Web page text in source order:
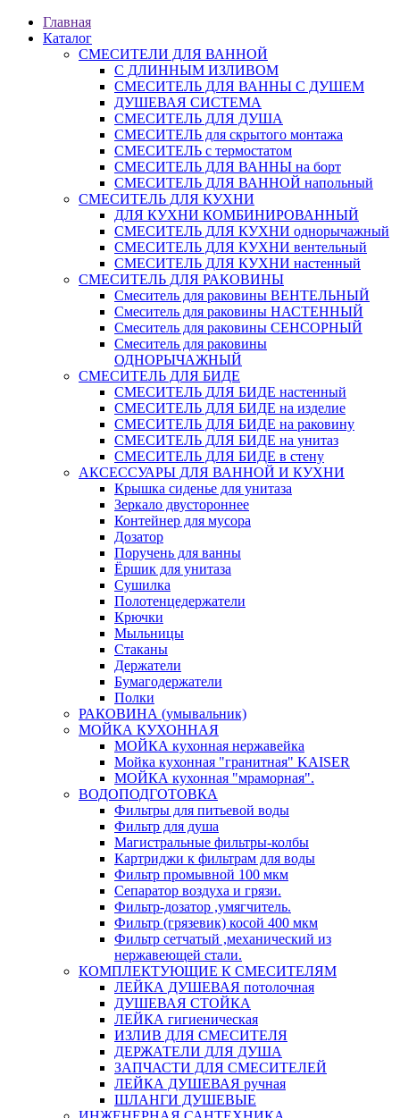
Главная
Каталог
СМЕСИТЕЛИ ДЛЯ ВАННОЙ
С ДЛИННЫМ ИЗЛИВОМ
СМЕСИТЕЛЬ ДЛЯ ВАННЫ С ДУШЕМ
ДУШЕВАЯ СИСТЕМА
СМЕСИТЕЛЬ ДЛЯ ДУША
СМЕСИТЕЛЬ для скрытого монтажа
СМЕСИТЕЛЬ с термостатом
СМЕСИТЕЛЬ ДЛЯ ВАННЫ на борт
СМЕСИТЕЛЬ ДЛЯ ВАННОЙ напольный
СМЕСИТЕЛЬ ДЛЯ КУХНИ
ДЛЯ КУХНИ КОМБИНИРОВАННЫЙ
СМЕСИТЕЛЬ ДЛЯ КУХНИ однорычажный
СМЕСИТЕЛЬ ДЛЯ КУХНИ вентельный
СМЕСИТЕЛЬ ДЛЯ КУХНИ настенный
СМЕСИТЕЛЬ ДЛЯ РАКОВИНЫ
Смеситель для раковины ВЕНТЕЛЬНЫЙ
Смеситель для раковины НАСТЕННЫЙ
Смеситель для раковины СЕНСОРНЫЙ
Смеситель для раковины
ОДНОРЫЧАЖНЫЙ
СМЕСИТЕЛЬ ДЛЯ БИДЕ
СМЕСИТЕЛЬ ДЛЯ БИДЕ настенный
СМЕСИТЕЛЬ ДЛЯ БИДЕ на изделие
СМЕСИТЕЛЬ ДЛЯ БИДЕ на раковину
СМЕСИТЕЛЬ ДЛЯ БИДЕ на унитаз
СМЕСИТЕЛЬ ДЛЯ БИДЕ в стену
АКСЕССУАРЫ ДЛЯ ВАННОЙ И КУХНИ
Крышка сиденье для унитаза
Зеркало двустороннее
Контейнер для мусора
Дозатор
Поручень для ванны
Ёршик для унитаза
Сушилка
Полотенцедержатели
Крючки
Мыльницы
Стаканы
Держатели
Бумагодержатели
Полки
РАКОВИНА (умывальник)
МОЙКА КУХОННАЯ
МОЙКА кухонная нержавейка
Мойка кухонная "гранитная" KAISER
МОЙКА кухонная "мраморная".
ВОДОПОДГОТОВКА
Фильтры для питьевой воды
Фильтр для душа
Магистральные фильтры-колбы
Картриджи к фильтрам для воды
Фильтр промывной 100 мкм
Сепаратор воздуха и грязи.
Фильтр-дозатор ,умягчитель.
Фильтр (грязевик) косой 400 мкм
Фильтр сетчатый ,механический из
нержавеющей стали.
КОМПЛЕКТУЮЩИЕ К СМЕСИТЕЛЯМ
ЛЕЙКА ДУШЕВАЯ потолочная
ДУШЕВАЯ СТОЙКА
ЛЕЙКА гигиеническая
ИЗЛИВ ДЛЯ СМЕСИТЕЛЯ
ДЕРЖАТЕЛИ ДЛЯ ДУША
ЗАПЧАСТИ ДЛЯ СМЕСИТЕЛЕЙ
ЛЕЙКА ДУШЕВАЯ ручная
ШЛАНГИ ДУШЕВЫЕ